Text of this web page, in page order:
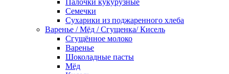
Палочки кукурузные
Семечки
Сухарики из поджаренного хлеба
Варенье / Мёд / Сгущенка/ Кисель
Сгущённое молоко
Варенье
Шоколадные пасты
Мёд